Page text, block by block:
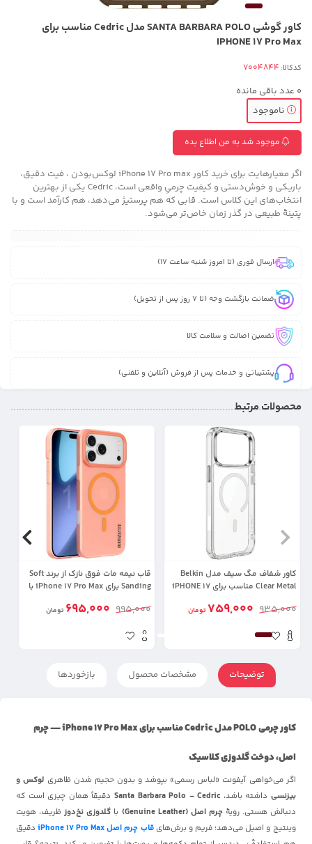
کاور گوشی SANTA BARBARA POLO مدل Cedric مناسب برای
IPHONE 17 Pro Max
کدکالا:
0 عدد باقی مانده
ناموجود
موجود شد به من اطلاع بده
اگر معیارهایت برای خرید کاور iPhone 17 Pro max لوکس‌بودن ، فیت دقیق،
باریکی و خوش‌دستی و کیفیت چرمیِ واقعی است، Cedric یکی از بهترین
انتخاب‌های این کلاس است. قابی که هم پرستیژ می‌دهد، هم کارآمد است و با
پتینهٔ طبیعی در گذر زمان خاص‌تر می‌شود.
ارسال فوری (تا امروز شنبه ساعت 17)
ضمانت بازگشت وجه (تا 7 روز پس از تحویل)
تضمین اصالت و سلامت کالا
پشتیبانی و خدمات پس از فروش (آنلاین و تلفنی)
محصولات مرتبط
کاور شفاف مگ سیف مدل Belkin
Clear Metal مناسب برای iPHONE 17
935,000
759,000 تومان
قاب نیمه مات فوق نازک از برند Soft
Sanding برای iPhone 17 Pro Max با
995,000
695,000 تومان
توضیحات مشخصات محصول بازخوردها
کاور چرمی POLO مدل Cedric مناسب برای iPhone 17 Pro Max — چرم
اصل، دوخت گلدوزی کلاسیک
اگر می‌خواهی آیفونت «لباس رسمی» بپوشد و بدون حجیم شدن ظاهری لوکس و
بیزنسی داشته باشد، Santa Barbara Polo – Cedric دقیقاً همان چیزی است که
دنبالش هستی. رویهٔچرم اصل (Genuine Leather) با گلدوزی نخ‌دوز‌ ظریف، هویت
وینتیج و اصیل می‌دهد؛ فریم و برش‌هایقاب چرم اصل iPhone 17 Pro Max
دقیق